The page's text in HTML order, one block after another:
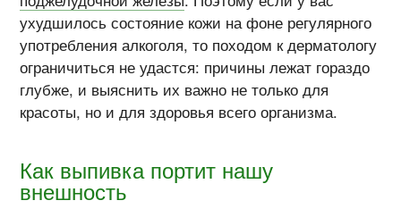
ухудшилось состояние кожи на фоне регулярного
употребления алкоголя, то походом к дерматологу
ограничиться не удастся: причины лежат гораздо
глубже, и выяснить их важно не только для
красоты, но и для здоровья всего организма.
Как выпивка портит нашу
внешность